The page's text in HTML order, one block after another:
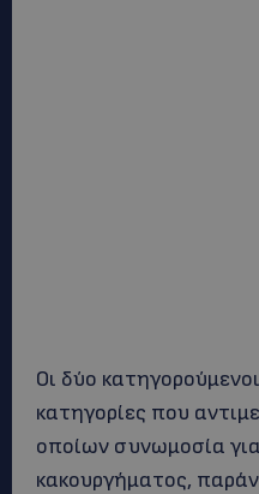
Οι δύο
κατηγορίες που
οποίων συνωμοσία
κακουργήματος,